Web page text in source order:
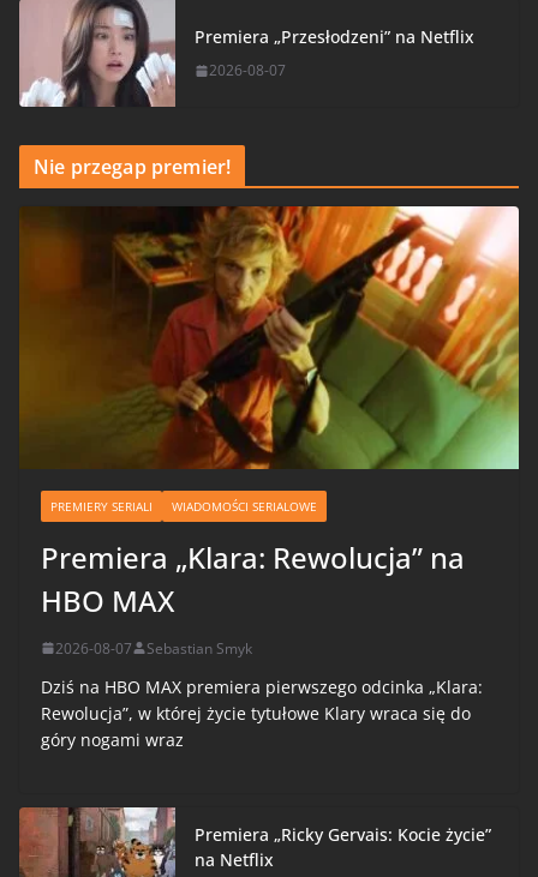
Premiera „Przesłodzeni” na Netflix
2026-08-07
Nie przegap premier!
PREMIERY SERIALI WIADOMOŚCI SERIALOWE
Premiera „Klara: Rewolucja” na
HBO MAX
2026-08-07 Sebastian Smyk
Dziś na HBO MAX premiera pierwszego odcinka „Klara:
Rewolucja”, w której życie tytułowe Klary wraca się do
góry nogami wraz
Premiera „Ricky Gervais: Kocie życie”
na Netflix